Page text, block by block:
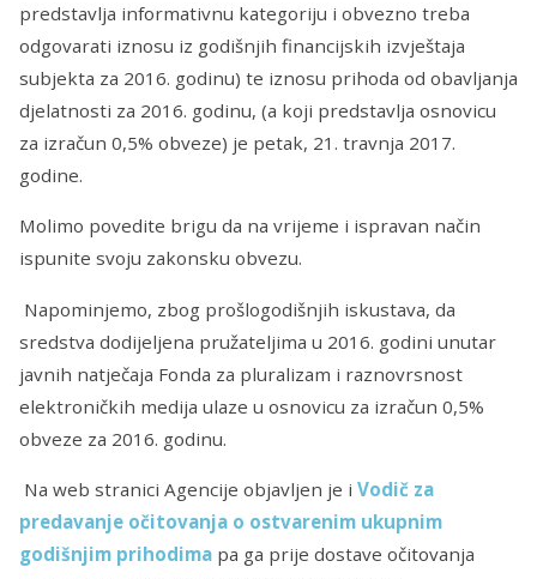
predstavlja informativnu kategoriju i obvezno treba
odgovarati iznosu iz godišnjih financijskih izvještaja
subjekta za 2016. godinu) te iznosu prihoda od obavljanja
djelatnosti za 2016. godinu, (a koji predstavlja osnovicu
za izračun 0,5% obveze) je petak, 21. travnja 2017.
godine.
Molimo povedite brigu da na vrijeme i ispravan način
ispunite svoju zakonsku obvezu.
Napominjemo, zbog prošlogodišnjih iskustava, da
sredstva dodijeljena pružateljima u 2016. godini unutar
javnih natječaja Fonda za pluralizam i raznovrsnost
elektroničkih medija ulaze u osnovicu za izračun 0,5%
obveze za 2016. godinu.
Na web stranici Agencije objavljen je i Vodič za
predavanje očitovanja o ostvarenim ukupnim
godišnjim prihodima pa ga prije dostave očitovanja